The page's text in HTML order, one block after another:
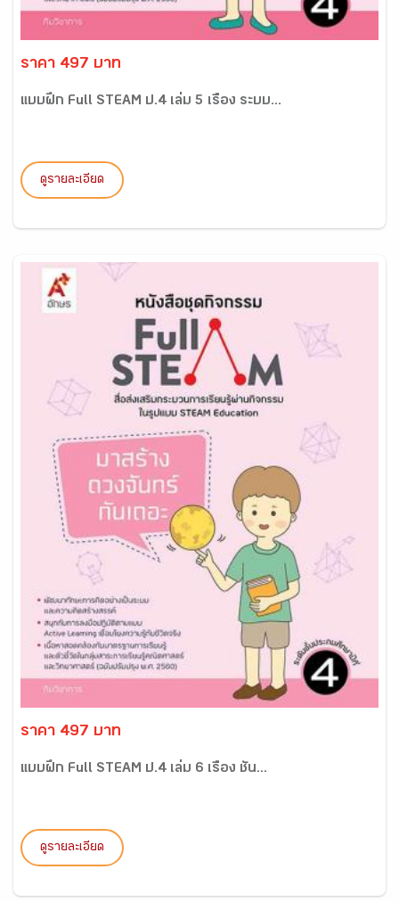
ราคา 497 บาท
แบบฝึก Full STEAM ป.4 เล่ม 5 เรื่อง ระบบ...
ดูรายละเอียด
ราคา 497 บาท
แบบฝึก Full STEAM ป.4 เล่ม 6 เรื่อง ชั้น...
ดูรายละเอียด